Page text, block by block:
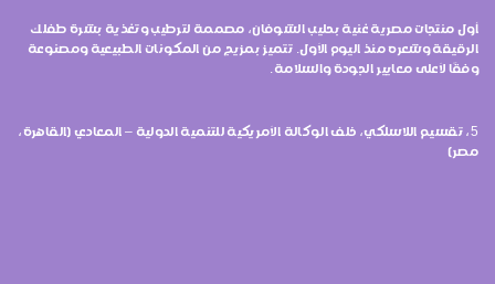
أول منتجات مصرية غنية بحليب الشوفان، مصممة لترطيب وتغذية بشرة طفلك
الرقيقة وشعره منذ اليوم الأول. تتميز بمزيج من المكونات الطبيعية ومصنوعة
وفقًا لأعلى معايير الجودة والسلامة.
5، تقسيم اللاسلكي، خلف الوكالة الأمريكية للتنمية الدولية – المعادي (القاهرة،
مصر)